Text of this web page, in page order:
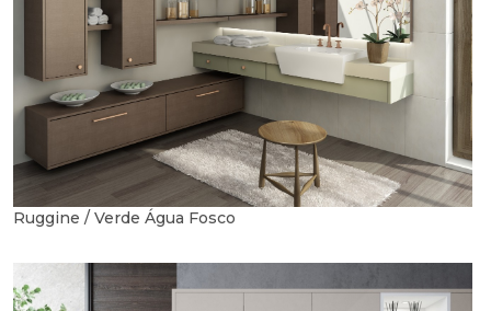
Ruggine / Verde Água Fosco